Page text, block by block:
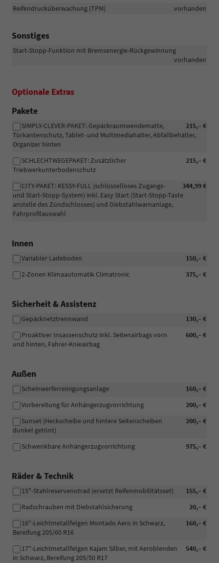
Reifendrucküberwachung (TPM) vorhanden
Sonstiges
Start-Stopp-Funktion mit Bremsenergie-Rückgewinnung
vorhanden
Optionale Extras
Pakete
215,– €
SIMPLY-CLEVER-PAKET: Gepäckraumwendematte,
Türkantenschutz, Tablet- und Multimediahalter, Abfallbehälter,
Organizer hinten
215,– €
SCHLECHTWEGEPAKET: Zusätzlicher
Triebwerkunterbodenschutz
344,99 €
CITY-PAKET: KESSY-FULL (schlüsselloses Zugangs-
und Start-Stopp-System) inkl. Easy Start (Start-Stopp-Taste
anstelle des Zündschlosses) und Diebstahlwarnanlage,
Fahrprofilauswahl
Innen
150,– €
Variabler Ladeboden
375,– €
2-Zonen Klimaautomatik Climatronic
Sicherheit & Assistenz
130,– €
Gepäcknetztrennwand
600,– €
Proaktiver Insassenschutz inkl. Seitenairbags vorn
und hinten, Fahrer-Knieairbag
Außen
160,– €
Scheinwerferreinigungsanlage
200,– €
Vorbereitung für Anhängerzugvorrichtung
200,– €
Sunset (Heckscheibe und hintere Seitenscheiben
dunkel getönt)
975,– €
Schwenkbare Anhängerzugvorrichtung
Räder & Technik
155,– €
15"-Stahlreservenotrad (ersetzt Reifenmobilitätsset)
20,– €
Radschrauben mit Diebstahlsicherung
160,– €
16"-Leichtmetallfelgen Montado Aero in Schwarz,
Bereifung 205/60 R16
540,– €
17"-Leichtmetallfelgen Kajam Silber, mit Aeroblenden
in Schwarz, Bereifung 205/50 R17